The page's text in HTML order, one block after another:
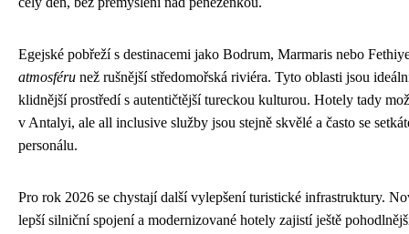
Egejské pobřeží s destinacemi jako Bodrum, Marmaris nebo
atmosféru než rušnější středomořská riviéra. Tyto oblasti jsou
klidnější prostředí s autentičtější tureckou kulturou. Hotely tady
v Antalyi, ale all inclusive služby jsou stejně skvělé a často se
personálu.
Pro rok 2026 se chystají další vylepšení turistické infrastruktury.
lepší silniční spojení a modernizované hotely zajistí ještě